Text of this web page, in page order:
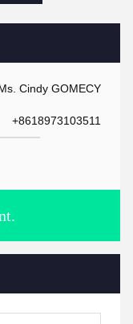
Cindy GOMECY
+8618973103511